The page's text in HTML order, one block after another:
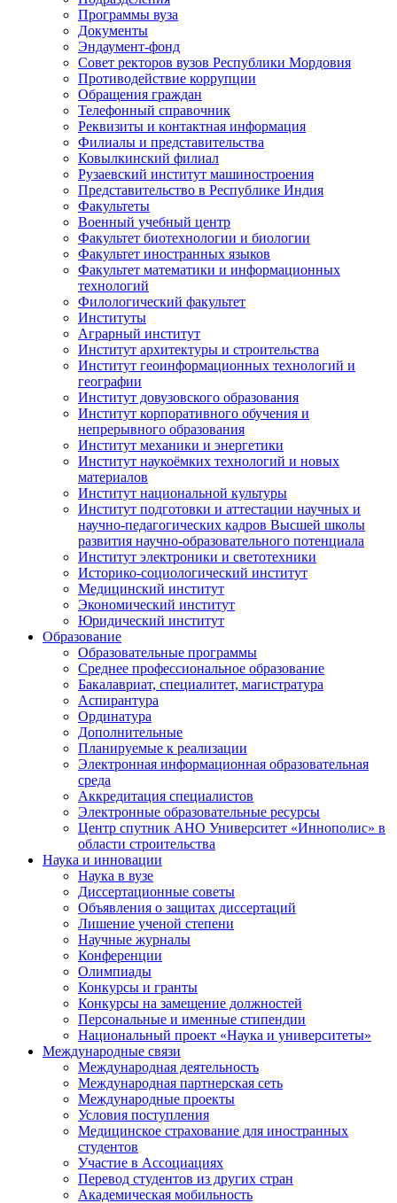
Программы вуза
Документы
Эндаумент-фонд
Совет ректоров вузов Республики Мордовия
Противодействие коррупции
Обращения граждан
Телефонный справочник
Реквизиты и контактная информация
Филиалы и представительства
Ковылкинский филиал
Рузаевский институт машиностроения
Представительство в Республике Индия
Факультеты
Военный учебный центр
Факультет биотехнологии и биологии
Факультет иностранных языков
Факультет математики и информационных
технологий
Филологический факультет
Институты
Аграрный институт
Институт архитектуры и строительства
Институт геоинформационных технологий и
географии
Институт довузовского образования
Институт корпоративного обучения и
непрерывного образования
Институт механики и энергетики
Институт наукоёмких технологий и новых
материалов
Институт национальной культуры
Институт подготовки и аттестации научных и
научно-педагогических кадров Высшей школы
развития научно-образовательного потенциала
Институт электроники и светотехники
Историко-социологический институт
Медицинский институт
Экономический институт
Юридический институт
Образование
Образовательные программы
Среднее профессиональное образование
Бакалавриат, специалитет, магистратура
Аспирантура
Ординатура
Дополнительные
Планируемые к реализации
Электронная информационная образовательная
среда
Аккредитация специалистов
Электронные образовательные ресурсы
Центр спутник АНО Университет «Иннополис» в
области строительства
Наука и инновации
Наука в вузе
Диссертационные советы
Объявления о защитах диссертаций
Лишение ученой степени
Научные журналы
Конференции
Олимпиады
Конкурсы и гранты
Конкурсы на замещение должностей
Персональные и именные стипендии
Национальный проект «Наука и университеты»
Международные связи
Международная деятельность
Международная партнерская сеть
Международные проекты
Условия поступления
Медицинское страхование для иностранных
студентов
Участие в Ассоциациях
Перевод студентов из других стран
Академическая мобильность